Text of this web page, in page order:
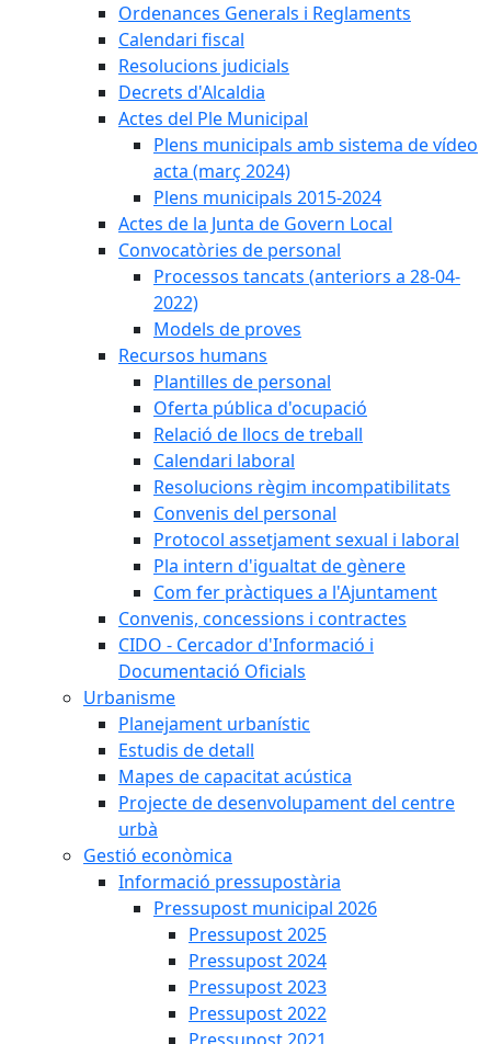
Ordenances Generals i Reglaments
Calendari fiscal
Resolucions judicials
Decrets d'Alcaldia
Actes del Ple Municipal
Plens municipals amb sistema de vídeo
acta (març 2024)
Plens municipals 2015-2024
Actes de la Junta de Govern Local
Convocatòries de personal
Processos tancats (anteriors a 28-04-
2022)
Models de proves
Recursos humans
Plantilles de personal
Oferta pública d'ocupació
Relació de llocs de treball
Calendari laboral
Resolucions règim incompatibilitats
Convenis del personal
Protocol assetjament sexual i laboral
Pla intern d'igualtat de gènere
Com fer pràctiques a l'Ajuntament
Convenis, concessions i contractes
CIDO - Cercador d'Informació i
Documentació Oficials
Urbanisme
Planejament urbanístic
Estudis de detall
Mapes de capacitat acústica
Projecte de desenvolupament del centre
urbà
Gestió econòmica
Informació pressupostària
Pressupost municipal 2026
Pressupost 2025
Pressupost 2024
Pressupost 2023
Pressupost 2022